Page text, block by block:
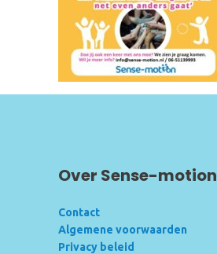
Over Sense-motion
Contact
Algemene voorwaarden
Privacy beleid